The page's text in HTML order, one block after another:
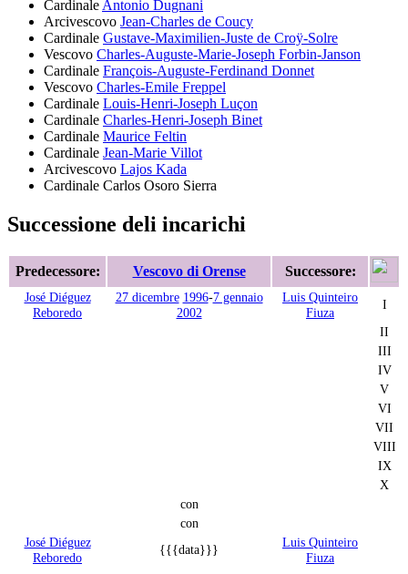
Cardinale Antonio Dugnani
Arcivescovo Jean-Charles de Coucy
Cardinale Gustave-Maximilien-Juste de Croÿ-Solre
Vescovo Charles-Auguste-Marie-Joseph Forbin-Janson
Cardinale François-Auguste-Ferdinand Donnet
Vescovo Charles-Emile Freppel
Cardinale Louis-Henri-Joseph Luçon
Cardinale Charles-Henri-Joseph Binet
Cardinale Maurice Feltin
Cardinale Jean-Marie Villot
Arcivescovo Lajos Kada
Cardinale Carlos Osoro Sierra
Successione deli incarichi
Predecessore: Vescovo di Orense Successore:
José Diéguez
Reboredo
27 dicembre 1996-7 gennaio
2002
Luis Quinteiro
Fiuza
I
II
III
IV
V
VI
VII
VIII
IX
X
con
con
José Diéguez
Reboredo
{{{data}}}
Luis Quinteiro
Fiuza